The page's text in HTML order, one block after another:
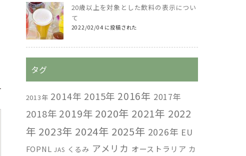
20歳以上を対象とした飲料の表示につい
て
2022/02/04 に投稿された
タグ
2013年 2014年 2015年 2016年 2017年
2018年 2019年 2020年 2021年 2022
年 2023年 2024年 2025年 2026年 EU
FOPNL JAS くるみ アメリカ オーストラリア カ